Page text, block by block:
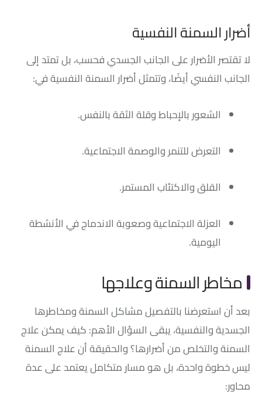
أضرار السمنة النفسية
لا تقتصر الأضرار على الجانب الجسدي فحسب، بل تمتد إلى
الجانب النفسي أيضًا، وتتمثل أضرار السمنة النفسية في:
الشعور بالإحباط وقلة الثقة بالنفس.
التعرض للتنمر والوصمة الاجتماعية.
القلق والاكتئاب المستمر.
العزلة الاجتماعية وصعوبة الاندماج في الأنشطة
اليومية.
مخاطر السمنة وعلاجها
بعد أن استعرضنا بالتفصيل مشاكل السمنة ومخاطرها
الجسدية والنفسية، يبقى السؤال الأهم: كيف يمكن علاج
السمنة والتخلص من أضرارها؟ والحقيقة أن علاج السمنة
ليس خطوة واحدة، بل هو مسار متكامل يعتمد على عدة
محاور: